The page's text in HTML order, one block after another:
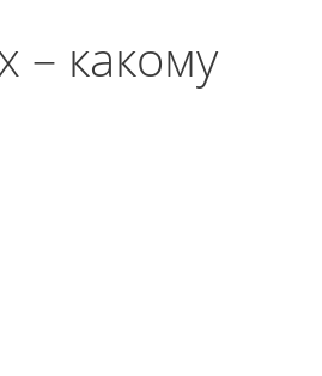
– какому